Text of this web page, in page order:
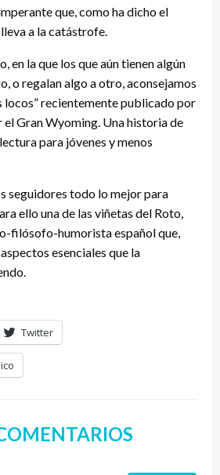
que, como ha dicho el
a la catástrofe.
en la que los que aún tienen algún
o regalan algo a otro, aconsejamos
locos” recientemente publicado por
Gran Wyoming. Una historia de
para jóvenes y menos
seguidores todo lo mejor para
ello una de las viñetas del Roto,
filósofo-humorista español que,
esenciales que la
Twitter